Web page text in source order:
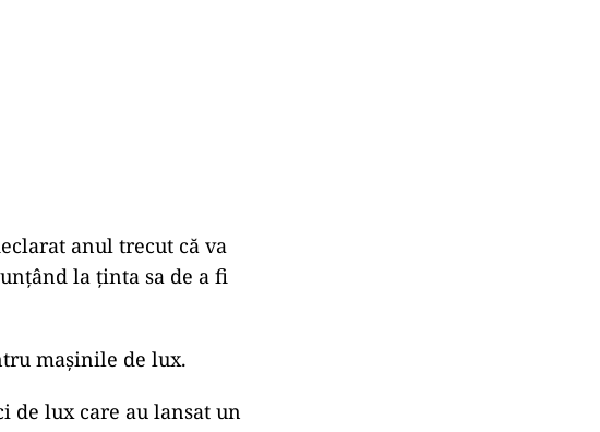
anul trecut că va
la ținta sa de a fi
mașinile de lux.
de lux care au lansat un